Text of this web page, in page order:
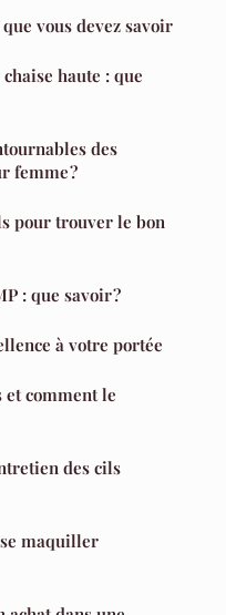
vous devez savoir
haute : que
des
femme ?
pour trouver le bon
: que savoir ?
à votre portée
comment le
des cils
maquiller